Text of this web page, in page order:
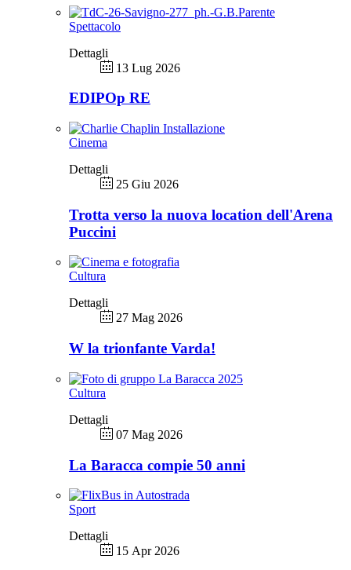
Spettacolo
Dettagli
13 Lug 2026
EDIPOp RE
Cinema
Dettagli
25 Giu 2026
Trotta verso la nuova location dell'Arena
Puccini
Cultura
Dettagli
27 Mag 2026
W la trionfante Varda!
Cultura
Dettagli
07 Mag 2026
La Baracca compie 50 anni
Sport
Dettagli
15 Apr 2026